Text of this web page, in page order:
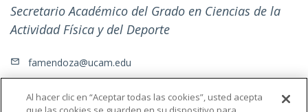
Secretario Académico del Grado en Ciencias de la
Actividad Física y del Deporte
famendoza@ucam.edu
Al hacer clic en “Aceptar todas las cookies”, usted acepta